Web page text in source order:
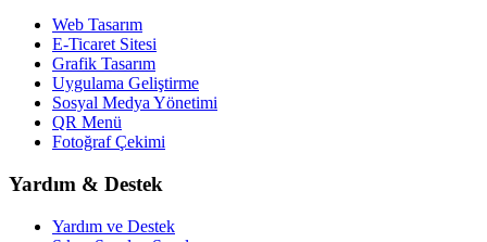
Web Tasarım
E-Ticaret Sitesi
Grafik Tasarım
Uygulama Geliştirme
Sosyal Medya Yönetimi
QR Menü
Fotoğraf Çekimi
Yardım & Destek
Yardım ve Destek